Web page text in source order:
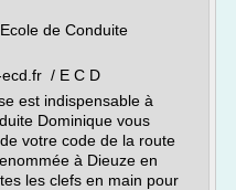
de Conduite
ecd.fr / E C D
est indispensable à
Dominique vous
votre code de la route
à Dieuze en
les clefs en main pour